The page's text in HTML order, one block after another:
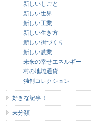
新しいしごと
新しい世界
新しい工業
新しい生き方
新しい街づくり
新しい農業
未来の幸せエネルギー
村の地域通貨
独創コレクション
好きな記事！
未分類